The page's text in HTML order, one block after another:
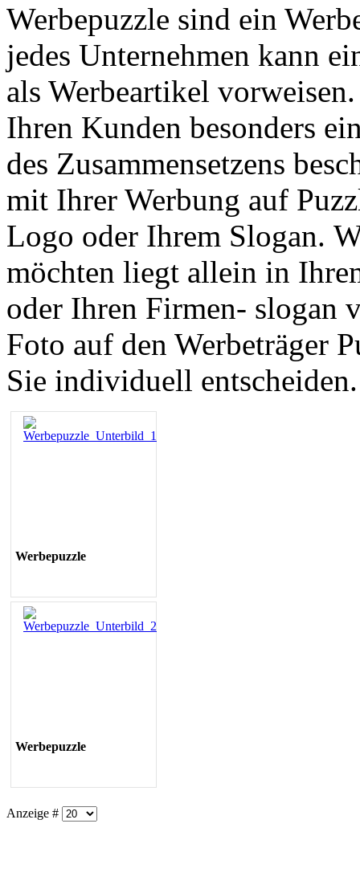
Werbepuzzle sind ein
jedes Unternehmen kann
als Werbeartikel
Ihren Kunden besonders
des Zusammensetzens
mit Ihrer Werbung auf
Logo oder Ihrem Slogan.
möchten liegt allein in
oder Ihren Firmen- slogan
Foto auf den Werbeträger
Sie individuell entscheiden.
Werbepuzzle
Werbepuzzle
Anzeige #